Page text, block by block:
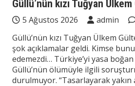
Güllü’nün kızı Tuğyan
5 Ağustos 2026 admin
Güllü’nün kızı Tuğyan Ülkem
şok açıklamalar geldi. Kimse
edemezdi… Türkiye’yi yasa
Güllü’nün ölümüyle ilgili
durulmuyor. “Tasarlayarak yakın